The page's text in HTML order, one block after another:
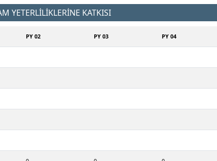
YETERLİLİKLERİNE KATKISI
PY 02 PY 03 PY 04